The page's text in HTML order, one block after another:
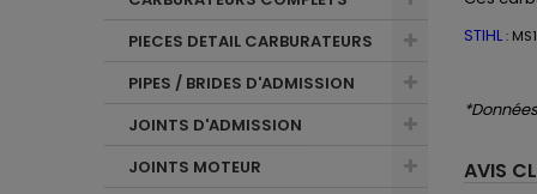
PIECES DETAIL CARBURATEURS
PIPES / BRIDES D'ADMISSION
JOINTS D'ADMISSION
JOINTS MOTEUR
STIHL:
AVIS